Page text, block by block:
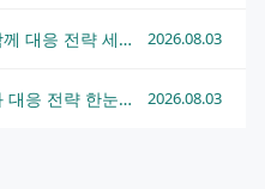
외국인강제추방, 전주로펌과 함께 대응 전략 세우는 법 2026.08.03
법인부도, 인천법인파산 절차와 대응 전략 한눈에 정리 2026.08.03